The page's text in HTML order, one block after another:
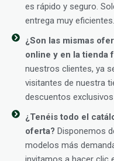
es rápido y seguro.
entrega muy eficientes.
¿Son las mismas
online y en la tienda
nuestros clientes, ya
visitantes de nuestra
descuentos exclusivos
¿Tenéis todo el
oferta? Disponemos
modelos más